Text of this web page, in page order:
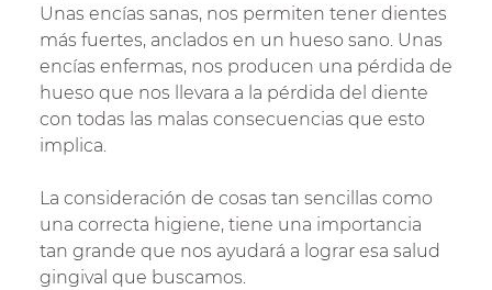
Unas encías sanas, nos permiten tener dientes
más fuertes, anclados en un hueso sano. Unas
encías enfermas, nos producen una pérdida de
hueso que nos llevara a la pérdida del diente
con todas las malas consecuencias que esto
implica.
La consideración de cosas tan sencillas como
una correcta higiene, tiene una importancia
tan grande que nos ayudará a lograr esa salud
gingival que buscamos.